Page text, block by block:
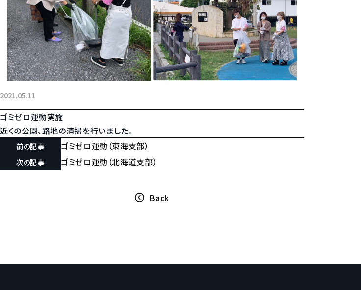
2021.05.11
ゴミゼロ運動実施
近くの公園、路地の清掃を行いました。
前の記事 ゴミゼロ運動（東海支部）
次の記事 ゴミゼロ運動（北海道支部）
Back